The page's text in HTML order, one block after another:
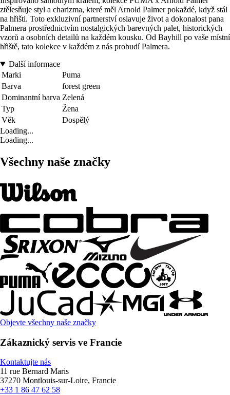
ztělesňuje styl a charizma, které měl Arnold Palmer pokaždé, když stál
na hřišti. Toto exkluzivní partnerství oslavuje život a dokonalost pana
Palmera prostřednictvím nostalgických barevných palet, historických
vzorů a osobních detailů na každém kousku. Od Bayhill po vaše místní
hřiště, tato kolekce v každém z nás probudí Palmera.
Další informace
Marki
Puma
Barva
forest green
Dominantní barva Zelená
Typ
Žena
Věk
Dospělý
Loading...
Loading...
Všechny naše značky
Objevte všechny naše značky
Zákaznický servis ve Francie
Kontaktujte nás
11 rue Bernard Maris
37270 Montlouis-sur-Loire, Francie
+33 1 86 47 62 58